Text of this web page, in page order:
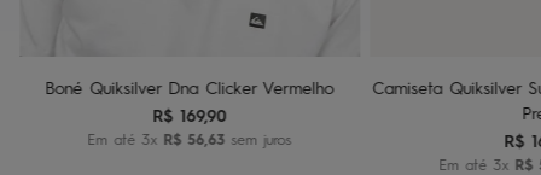
Boné Quiksilver Dna Clicker Vermelho
R$ 169,90
Em até 3x R$ 56 ,63 sem juros
Camiseta Quiksilver
R$
Em até 3x R$